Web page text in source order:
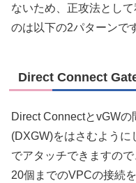
ないため、正攻法とし
のは以下の2パターンで
Direct Connect
Direct ConnectとvGW
(DXGW)をはさむように
でアタッチできますの
20個までのVPCの接続